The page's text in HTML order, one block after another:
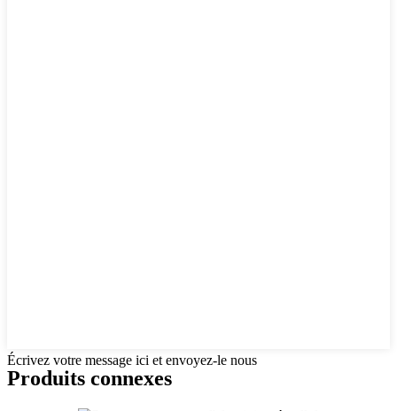
Écrivez votre message ici et envoyez-le nous
Produits connexes